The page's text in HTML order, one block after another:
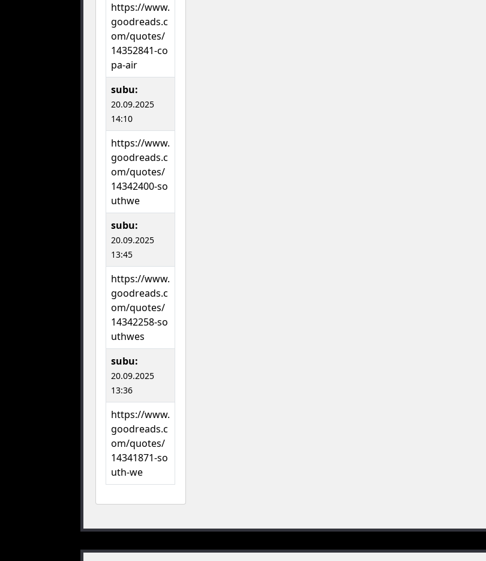
https://www.
goodreads.c
om/quotes/
14352841-co
pa-air
subu:
20.09.2025
14:10
https://www.
goodreads.c
om/quotes/
14342400-so
uthwe
subu:
20.09.2025
13:45
https://www.
goodreads.c
om/quotes/
14342258-so
uthwes
subu:
20.09.2025
13:36
https://www.
goodreads.c
om/quotes/
14341871-so
uth-we